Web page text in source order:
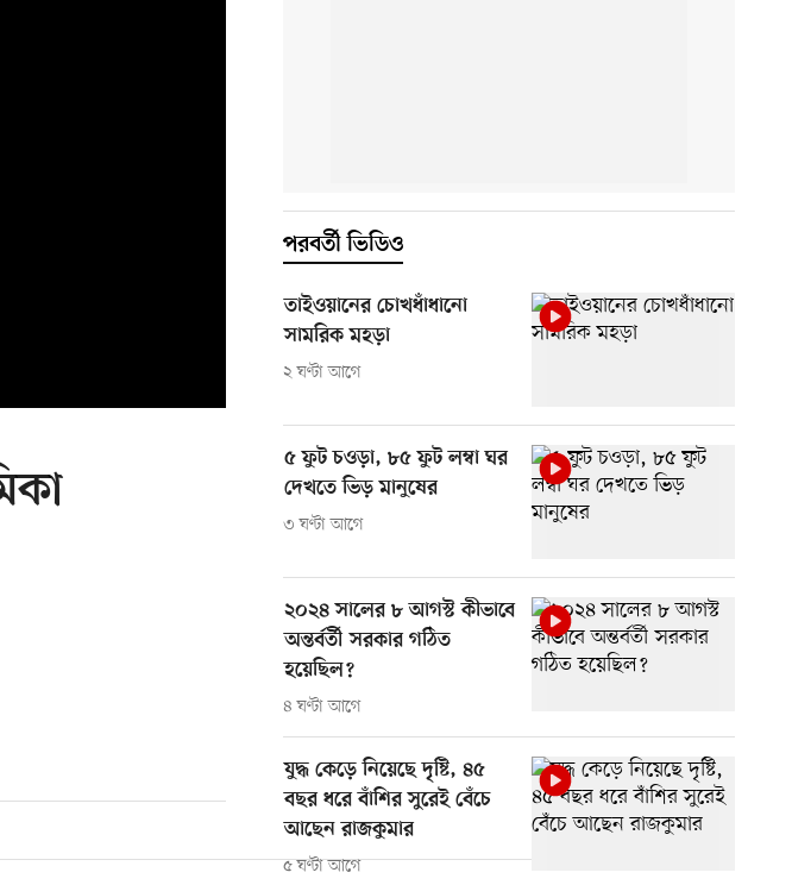
পরবর্তী ভিডিও
তাইওয়ানের চোখধাঁধানো
সামরিক মহড়া
২ ঘণ্টা আগে
৫ ফুট চওড়া, ৮৫ ফুট লম্বা ঘর
দেখতে ভিড় মানুষের
৩ ঘণ্টা আগে
২০২৪ সালের ৮ আগস্ট কীভাবে
অন্তর্বর্তী সরকার গঠিত
হয়েছিল?
৪ ঘণ্টা আগে
যুদ্ধ কেড়ে নিয়েছে দৃষ্টি, ৪৫
বছর ধরে বাঁশির সুরেই বেঁচে
আছেন রাজকুমার
৫ ঘণ্টা আগে